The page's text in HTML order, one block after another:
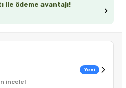
ile ödeme avantajı!
incele!
Yeni